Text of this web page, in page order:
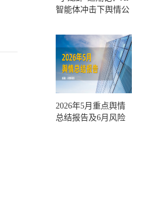
智能体冲击下舆情公
2026年5月重点舆情
总结报告及6月风险